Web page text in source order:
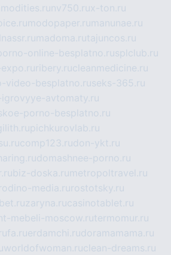
nv750.rux-ton.ru
modopaper.ru manunae.ru
madoma.rutajuncos.ru
online-besplatno.rusplclub.ru
ribery.rucleanmedicine.ru
video-besplatno.ruseks-365.ru
avtomaty.ru
porno-besplatno.ru
pichkurovlab.ru
comp123.rudon-ykt.ru
domashnee-porno.ru
biz-doska.ru metropoltravel.ru
media.ru rostotsky.ru
zaryna.rucasinotablet.ru
mebeli-moscow.rutermomur.ru
erdamchi.rudoramamama.ru
worldofwoman.ruclean-dreams.ru